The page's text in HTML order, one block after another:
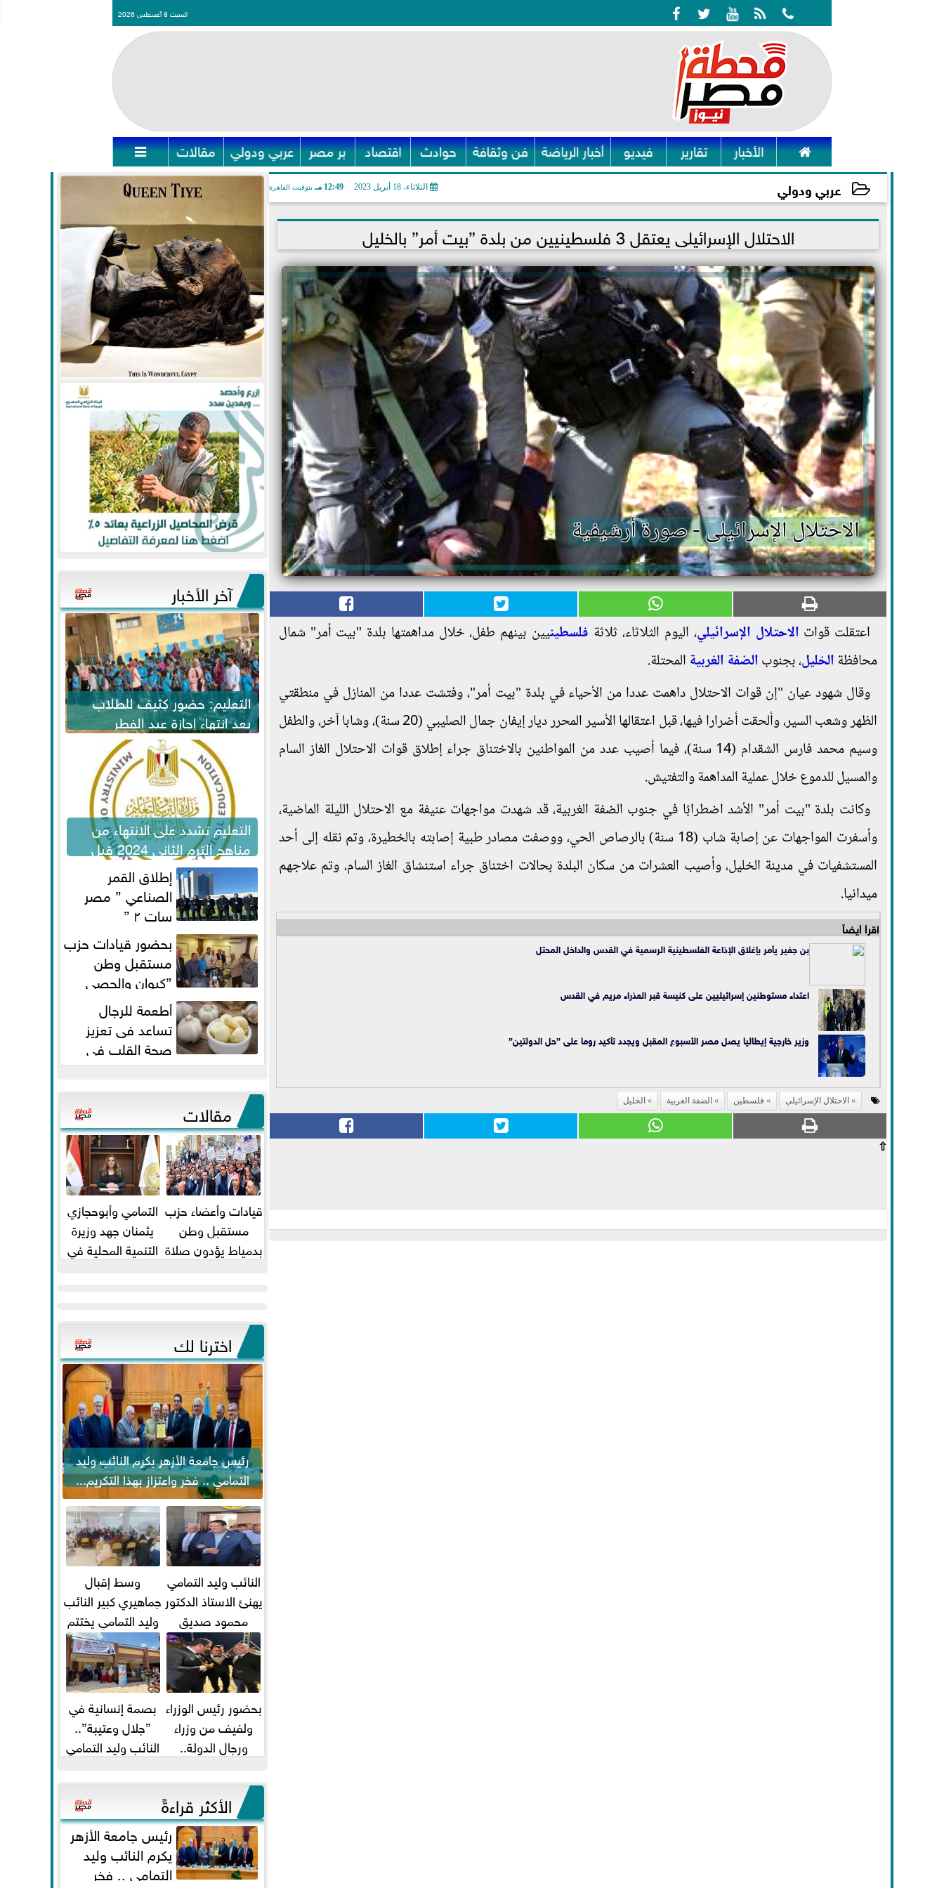
     السبت 8 أغسطس 2026
 الأخبار تقارير فيديو أخبار الرياضة فن وثقافة حوادث اقتصاد بر مصر عربي ودولي مقالات 
عربي ودولي الثلاثاء، 18 أبريل 2023 12:49 مـ بتوقيت القاهرة
2023-04-18 12:49:28 الاحتلال الإسرائيلى يعتقل 3 فلسطينيين من بلدة ”بيت أمر” بالخليل
الاحتلال الإسرائيلى - صورة أرشيفية
اعتقلت قوات الاحتلال الإسرائيلي، اليوم الثلاثاء، ثلاثة فلسطينيين بينهم طفل، خلال مداهمتها بلدة "بيت أمر" شمال
محافظةالخليل، بجنوبالضفة الغربية المحتلة.
وقال شهود عيان "إن قوات الاحتلال داهمت عددا من الأحياء في بلدة "بيت أمر"، وفتشت عددا من المنازل في منطقتي
الظهر وشعب السير، وألحقت أضرارا فيها، قبل اعتقالها الأسير المحرر ديار إيفان جمال الصليبي (20 سنة)، وشابا آخر، والطفل
وسيم محمد فارس الشقدام (14 سنة)، فيما أصيب عدد من المواطنين بالاختناق جراء إطلاق قوات الاحتلال الغاز السام
والمسيل للدموع خلال عملية المداهمة والتفتيش.
وكانت بلدة "بيت أمر" الأشد اضطرابًا في جنوب الضفة الغربية، قد شهدت مواجهات عنيفة مع الاحتلال الليلة الماضية،
وأسفرت المواجهات عن إصابة شاب (18 سنة) بالرصاص الحي، ووصفت مصادر طبية إصابته بالخطيرة، وتم نقله إلى أحد
المستشفيات في مدينة الخليل، وأصيب العشرات من سكان البلدة بحالات اختناق جراء استنشاق الغاز السام، وتم علاجهم
ميدانيا.
اقرأ أيضاً
بن جفير يأمر بإغلاق الإذاعة الفلسطينية الرسمية في القدس والداخل المحتل
اعتداء مستوطنين إسرائيليين على كنيسة قبر العذراء مريم في القدس
وزير خارجية إيطاليا يصل مصر الأسبوع المقبل ويجدد تأكيد روما على ”حل الدولتين”
الاحتلال الإسرائيلي فلسطين الضفة الغربية الخليل
⇧
آخر الأخبار
التعليم: حضور كثيف للطلاب
بعد انتهاء إجازة عيد الفطر
لاستكمال المناهج
التعليم تشدد على الانتهاء من
مناهج الترم الثاني 2024 قبل
الامتحانات
إطلاق القمر
الصناعي ” مصر
سات ٢ ”
بحضور قيادات حزب
مستقبل وطن
”كيوان والحصي
والتمامي وابوحجازي وعيسي” أمانه
كفر...
أطعمة للرجال
تساعد فى تعزيز
صحة القلب فى
سن الأربعين
مقالات
قيادات وأعضاء حزب
مستقبل وطن
بدمياط يؤدون صلاة
التمامي وأبوحجازي
يثمنان جهد وزيرة
التنمية المحلية في
اخترنا لك
رئيس جامعة الأزهر يكرم النائب وليد
التمامي .. فخر واعتزاز بهذا التكريم...
النائب وليد التمامي
يهنئ الاستاذ الدكتور
محمود صديق
تكليفة قائم باعمال
...
وسط إقبال
جماهيري كبير النائب
وليد التمامي يختتم
أضخم قافلة طبية
مجانية...
بحضور رئيس الوزراء
ولفيف من وزراء
ورجال الدولة..
ومحمد...
بصمة إنسانية في
”جلال وعتيبة”..
النائب وليد التمامي
شيحة يداويان...
الأكثر قراءةً
رئيس جامعة الأزهر
يكرم النائب وليد
التمامي .. فخر